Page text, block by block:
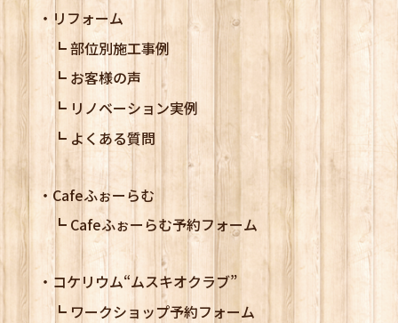
リフォーム
部位別施工事例
お客様の声
リノベーション実例
よくある質問
Cafeふぉーらむ
Cafeふぉーらむ予約フォーム
コケリウム“ムスキオクラブ”
ワークショップ予約フォーム